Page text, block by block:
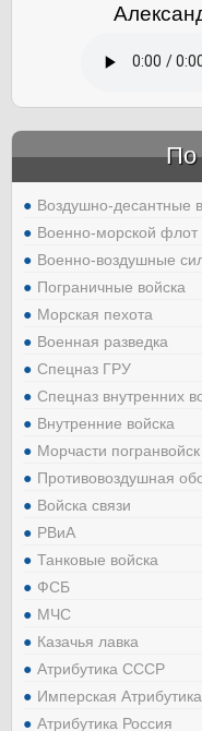
По
Воздушно-десантные
Военно-морской флот
Военно-воздушные
Пограничные войска
Морская пехота
Военная разведка
Спецназ ГРУ
Спецназ внутренних
Внутренние войска
Морчасти погранвойск
Противовоздушная
Войска связи
РВиА
Танковые войска
ФСБ
МЧС
Казачья лавка
Атрибутика СССР
Имперская Атрибутика
Атрибутика Россия